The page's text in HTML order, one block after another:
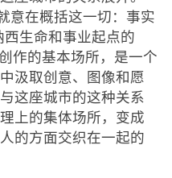
意在概括这一切：事实
西生命和事业起点的
作的基本场所，是一个
汲取创意、图像和愿
这座城市的这种关系
上的集体场所，变成
的方面交织在一起的